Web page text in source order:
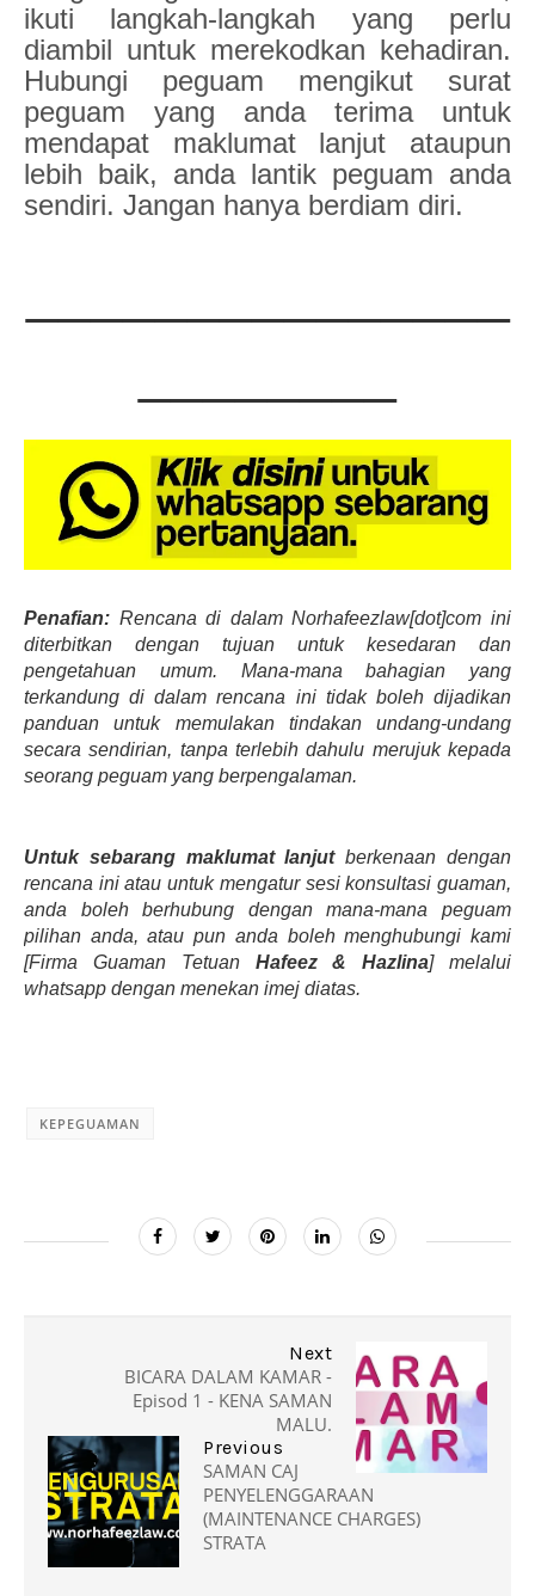
ikuti langkah-langkah yang perlu
diambil untuk merekodkan kehadiran.
Hubungi peguam mengikut surat
peguam yang anda terima untuk
mendapat maklumat lanjut ataupun
lebih baik, anda lantik peguam anda
sendiri. Jangan hanya berdiam diri.
Penafian: Rencana di dalam Norhafeezlaw[dot]com ini
diterbitkan dengan tujuan untuk kesedaran dan
pengetahuan umum. Mana-mana bahagian yang
terkandung di dalam rencana ini tidak boleh dijadikan
panduan untuk memulakan tindakan undang-undang
secara sendirian, tanpa terlebih dahulu merujuk kepada
seorang peguam yang berpengalaman.
Untuk sebarang maklumat lanjutberkenaan dengan
rencana ini atau untuk mengatur sesi konsultasi guaman,
anda boleh berhubung dengan mana-mana peguam
pilihan anda, atau pun anda boleh menghubungi kami
[Firma Guaman Tetuan Hafeez & Hazlina] melalui
whatsapp dengan menekan imej diatas.
KEPEGUAMAN
Next
BICARA DALAM KAMAR -
Episod 1 - KENA SAMAN
MALU.
Previous
SAMAN CAJ
PENYELENGGARAAN
(MAINTENANCE CHARGES)
STRATA